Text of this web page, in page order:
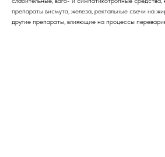
препараты висмута, железа, ректальные свечи на
другие препараты, влияющие на процессы